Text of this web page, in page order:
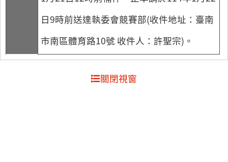
日9時前送達執委會競賽部(收件地址：臺南
市南區體育路10號 收件人：許聖宗)。
關閉視窗